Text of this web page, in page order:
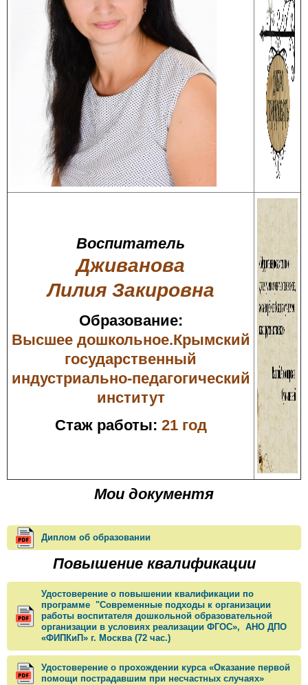
Воспитатель
Дживанова
Лилия Закировна
Образование:
Высшее дошкольное.Крымский
государственный
индустриально-педагогический
институт
Стаж работы: 21 год
Мои документя
Диплом об образовании
Повышение квалификации
Удостоверение о повышении квалификации по
программе "Современные подходы к организации
работы воспитателя дошкольной образовательной
организации в условиях реализации ФГОС», АНО ДПО
«ФИПКиП» г. Москва (72 час.)
Удостоверение о прохождении курса «Оказание первой
помощи пострадавшим при несчастных случаях»